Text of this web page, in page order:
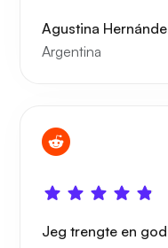
Agustina
Argentina
Jeg trengte en